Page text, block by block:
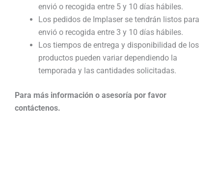
envió o recogida entre 5 y 10 días hábiles.
Los pedidos de Implaser se tendrán listos para
envió o recogida entre 3 y 10 días hábiles.
Los tiempos de entrega y disponibilidad de los
productos pueden variar dependiendo la
temporada y las cantidades solicitadas.
Para más información o asesoría por favor
contáctenos.